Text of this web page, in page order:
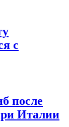
с
после
Италии